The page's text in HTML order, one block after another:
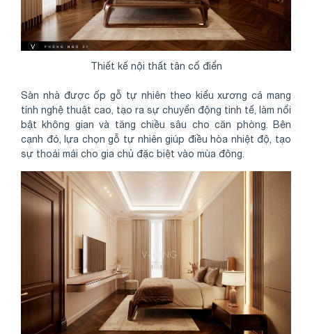
Thiết kế nội thất tân cổ điển
Sàn nhà được ốp gỗ tự nhiên theo kiểu xương cá mang
tính nghệ thuật cao, tạo ra sự chuyển động tinh tế, làm nổi
bật không gian và tăng chiều sâu cho căn phòng. Bên
cạnh đó, lựa chọn gỗ tự nhiên giúp điều hòa nhiệt độ, tạo
sự thoải mái cho gia chủ đặc biệt vào mùa đông.